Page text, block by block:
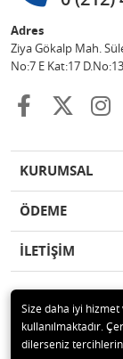
Adres
Ziya Gökalp Mah.
No:7 E Kat:17
KURUMSAL
ÖDEME
İLETİŞİM
© 2020 ASTEK
Size daha iyi
kullanılmaktadır.
dilerseniz